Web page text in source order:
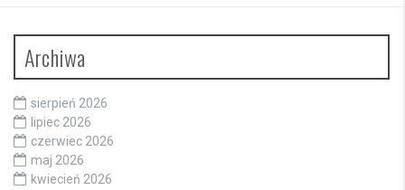
Archiwa
sierpień 2026
lipiec 2026
czerwiec 2026
maj 2026
kwiecień 2026